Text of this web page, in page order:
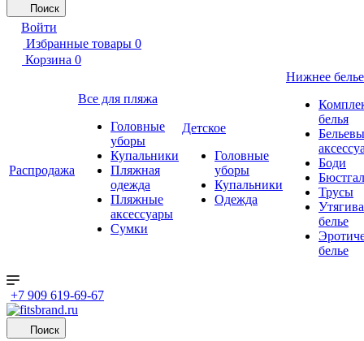
Поиск
Войти
Избранные товары 0
Корзина 0
Распродажа
Все для пляжа
Головные
уборы
Купальники
Пляжная
одежда
Пляжные
аксессуары
Сумки
Детское
Головные
уборы
Купальники
Одежда
Нижнее белье
белья
Боди
Трусы
белье
белье
+7 909 619-69-67
Поиск